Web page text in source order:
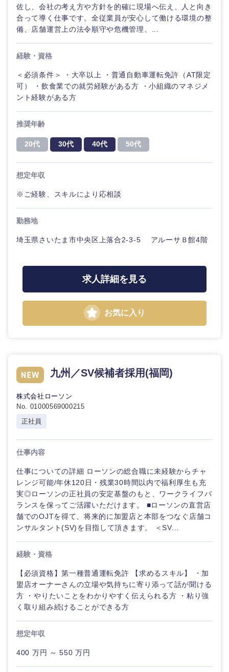
選択する
選択する
選択する
選択する
佐し、会社の考え方や方針を的確に現場へ伝え、人と向き
合って導く仕事です。全従業員が安心して働ける環境の整
備、店舗運営上の法令順守や危機管理、...
経験・資格
＜必須条件＞ ・大卒以上 ・普通自動車運転免許（AT限定
可） ・飲食業での就労経験がある方 ・小組織のマネジメ
ント経験がある方
推奨年齢
20代 30代 40代 50代
想定年収
※ご経験、スキルにより応相談
勤務地
埼玉県さいたま市中央区上落合2-3-5 アルーサＢ館4階
求人詳細を見る
お気に入り
九州／SV候補者採用(福岡)
株式会社ローソン
No. 01000569000215
正社員
仕事内容
仕事についての詳細 ローソンの総合職に未経験からチャ
レンジ可能/年休120日・残業30時間以内で福利厚生も充
実◎ローソンの正社員の安定基盤のもと、ワークライフバ
ランスを保ってご活躍いただけます。 ■ローソンの直営店
舗でのOJTを得て、将来的に加盟店と本部をつなぐ店舗コ
ンサルタント(SV)を目指して頂きます。 ＜SV...
経験・資格
【必須資格】第一種普通運転免許 【求めるスキル】 ・加
盟店オーナーさんの立場や気持ちに寄り添って話が聞ける
方 ・やりたいことをわかりやすく伝えられる方 ・粘り強
く取り組み続けることができる方
想定年収
400 万円 ～ 550 万円